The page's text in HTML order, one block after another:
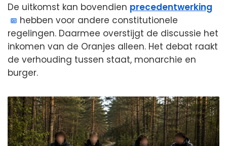
De uitkomst kan bovendien precedentwerking
hebben voor andere constitutionele
regelingen. Daarmee overstijgt de discussie het
inkomen van de Oranjes alleen. Het debat raakt
de verhouding tussen staat, monarchie en
burger.